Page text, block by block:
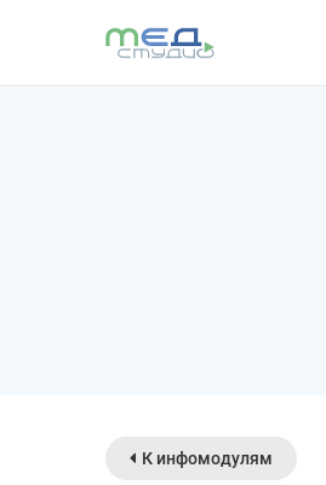
К инфомодулям